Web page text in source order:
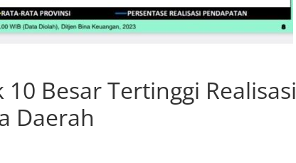
Besar Tertinggi Realisasi
Daerah